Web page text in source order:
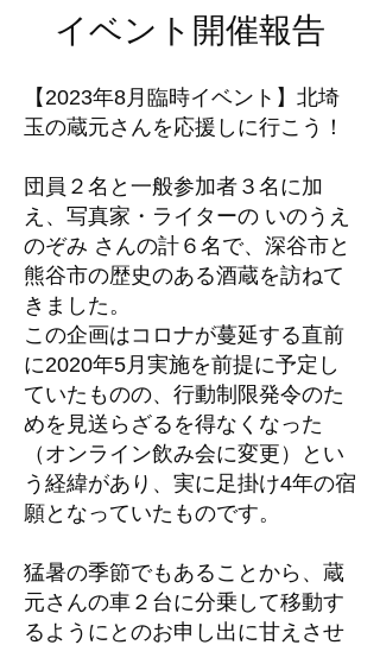
イベント開催報告
【2023年8月臨時イベント】北埼
玉の蔵元さんを応援しに行こう！
団員２名と一般参加者３名に加
え、写真家・ライターの いのうえ
のぞみ さんの計６名で、深谷市と
熊谷市の歴史のある酒蔵を訪ねて
きました。
この企画はコロナが蔓延する直前
に2020年5月実施を前提に予定し
ていたものの、行動制限発令のた
めを見送らざるを得なくなった
（オンライン飲み会に変更）とい
う経緯があり、実に足掛け4年の宿
願となっていたものです。
猛暑の季節でもあることから、蔵
元さんの車２台に分乗して移動す
るようにとのお申し出に甘えさせ